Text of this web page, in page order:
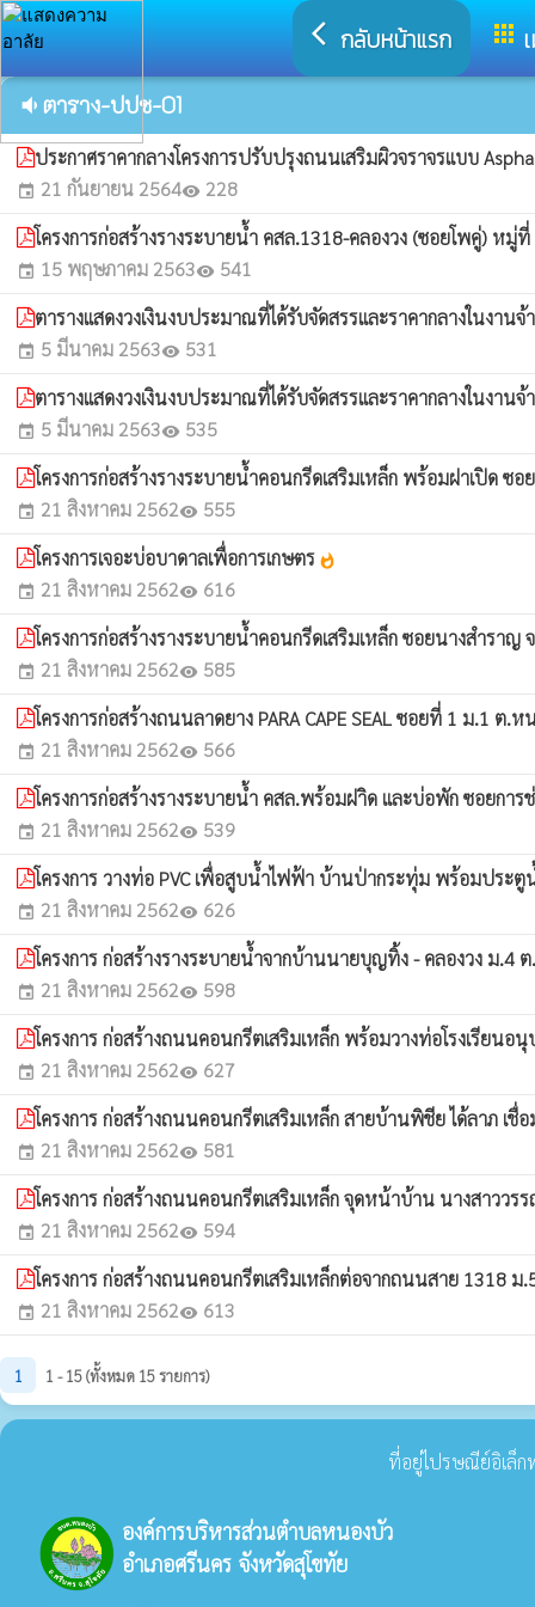
arrow_back_ios กลับหน้าแรก apps
volume_down ตาราง-ปปช-01
ประกาศราคากลางโครงการปรับปรุงถนนเสริมผิวจราจรแบบ
event 21 กันยายน 2564visibility 228
โครงการก่อสร้างรางระบายน้ำ คสล.1318-คลองวง (ซอยโพคู่)
event 15 พฤษภาคม 2563visibility 541
ตารางแสดงวงเงินงบประมาณที่ได้รับจัดสรรและราคากลางในงานจ้
event 5 มีนาคม 2563visibility 531
ตารางแสดงวงเงินงบประมาณที่ได้รับจัดสรรและราคากลางในงานจ้
event 5 มีนาคม 2563visibility 535
โครงการก่อสร้างรางระบายน้ำคอนกรีดเสริมเหล็ก พร้อมฝาเปิด
event 21 สิงหาคม 2562visibility 555
โครงการเจอะบ่อบาดาลเพื่อการเกษตร whatshot
event 21 สิงหาคม 2562visibility 616
โครงการก่อสร้างรางระบายน้ำคอนกรีดเสริมเหล็ก ซอยนางสำรา
event 21 สิงหาคม 2562visibility 585
โครงการก่อสร้างถนนลาดยาง PARA CAPE SEAL ซอยที่ 1 ม.1 ต
event 21 สิงหาคม 2562visibility 566
โครงการก่อสร้างรางระบายน้ำ คสล.พร้อมฝาิด และบ่อพัก ซอยกา
event 21 สิงหาคม 2562visibility 539
โครงการ วางท่อ PVC เพื่อสูบน้ำไฟฟ้า บ้านป่ากระทุ่ม พร้อมประ
event 21 สิงหาคม 2562visibility 626
โครงการ ก่อสร้างรางระบายน้ำจากบ้านนายบุญทิ้ง - คลองวง ม.4
event 21 สิงหาคม 2562visibility 598
โครงการ ก่อสร้างถนนคอนกรีตเสริมเหล็ก พร้อมวางท่อโรงเรีย
event 21 สิงหาคม 2562visibility 627
โครงการ ก่อสร้างถนนคอนกรีตเสริมเหล็ก สายบ้านพิชีย ได้ลาภ
event 21 สิงหาคม 2562visibility 581
โครงการ ก่อสร้างถนนคอนกรีตเสริมเหล็ก จุดหน้าบ้าน นางสาว
event 21 สิงหาคม 2562visibility 594
โครงการ ก่อสร้างถนนคอนกรีตเสริมเหล็กต่อจากถนนสาย 1318
event 21 สิงหาคม 2562visibility 613
1 1 - 15 (ทั้งหมด 15 รายการ)
ที่อยู่ไปรษณีย์อิเล็ก
องค์การบริหารส่วนตำบลหนองบัว
อำเภอศรีนคร จังหวัดสุโขทัย